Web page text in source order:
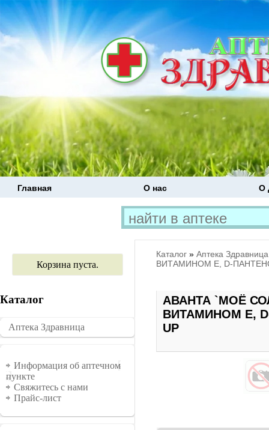
Главная О нас О
Корзина пуста.
Каталог
�������
Аптека Здравница
Информация
Информация об аптечном
пункте
Свяжитесь с нами
Прайс-лист
Каталог » Аптека Здравница
ВИТАМИНОМ Е, D-
АВАНТА `МОЁ
ВИТАМИНОМ Е,
UP